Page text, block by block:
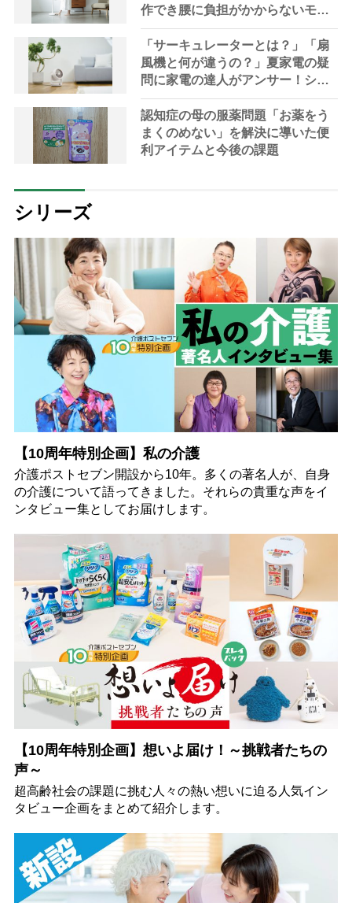
作でき腰に負担がかからないモデ
ルも」【家電の達人が解説】
「サーキュレーターとは？」「扇
風機と何が違うの？」夏家電の疑
問に家電の達人がアンサー！シニ
アにおすすめの最新機種や選び方
も解説
認知症の母の服薬問題「お薬をう
まくのめない」を解決に導いた便
利アイテムと今後の課題
シリーズ
【10周年特別企画】私の介護
介護ポストセブン開設から10年。多くの著名人が、自身
の介護について語ってきました。それらの貴重な声をイ
ンタビュー集としてお届けします。
【10周年特別企画】想いよ届け！～挑戦者たちの
声～
超高齢社会の課題に挑む人々の熱い想いに迫る人気イン
タビュー企画をまとめて紹介します。